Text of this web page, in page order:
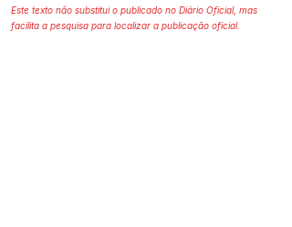
Este texto não substitui o publicado no Diário Oficial, mas
facilita a pesquisa para localizar a publicação oficial.